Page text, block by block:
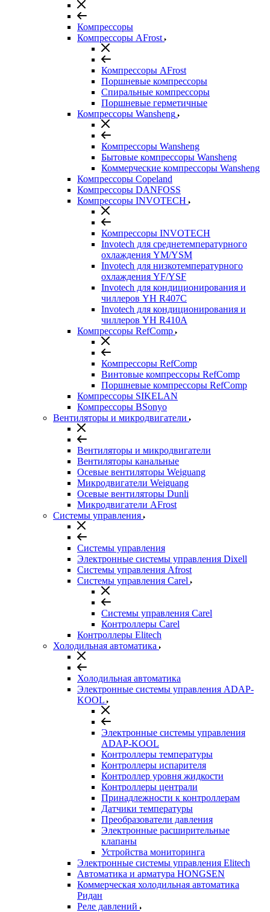
Компрессоры
Компрессоры AFrost
Компрессоры AFrost
Поршневые компрессоры
Спиральные компрессоры
Поршневые герметичные
Компрессоры Wansheng
Компрессоры Wansheng
Бытовые компрессоры Wansheng
Коммерческие компрессоры Wansheng
Компрессоры Copeland
Компрессоры DANFOSS
Компрессоры INVOTECH
Компрессоры INVOTECH
Invotech для среднетемпературного
охлаждения YM/YSM
Invotech для низкотемпературного
охлаждения YF/YSF
Invotech для кондиционирования и
чиллеров YH R407C
Invotech для кондиционирования и
чиллеров YH R410A
Компрессоры RefComp
Компрессоры RefComp
Винтовые компрессоры RefComp
Поршневые компрессоры RefComp
Компрессоры SIKELAN
Компрессоры BSonyo
Вентиляторы и микродвигатели
Вентиляторы и микродвигатели
Вентиляторы канальные
Осевые вентиляторы Weiguang
Микродвигатели Weiguang
Осевые вентиляторы Dunli
Микродвигатели AFrost
Системы управления
Системы управления
Электронные системы управления Dixell
Системы управления Afrost
Системы управления Carel
Системы управления Carel
Контроллеры Carel
Контроллеры Elitech
Холодильная автоматика
Холодильная автоматика
Электронные системы управления ADAP-
KOOL
Электронные системы управления
ADAP-KOOL
Контроллеры температуры
Контроллеры испарителя
Контроллер уровня жидкости
Контроллеры централи
Принадлежности к контроллерам
Датчики температуры
Преобразователи давления
Электронные расширительные
клапаны
Устройства мониторинга
Электронные системы управления Elitech
Автоматика и арматура HONGSEN
Коммерческая холодильная автоматика
Ридан
Реле давлений